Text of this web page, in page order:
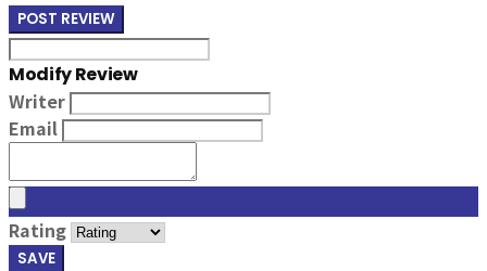
POST REVIEW
Modify Review
Writer
Email
Rating
SAVE